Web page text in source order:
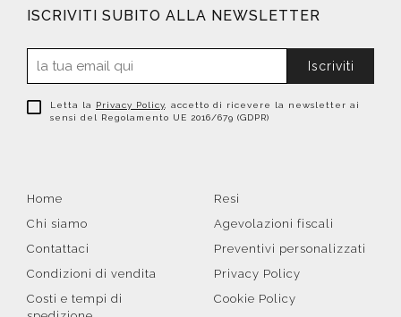
ISCRIVITI SUBITO ALLA NEWSLETTER
Iscriviti
Letta la Privacy Policy , accetto di ricevere la newsletter ai
sensi del Regolamento UE 2016/679 (GDPR)
Home
Chi siamo
Contattaci
Condizioni di vendita
Costi e tempi di
Resi
Agevolazioni fiscali
Preventivi personalizzati
Privacy Policy
Cookie Policy